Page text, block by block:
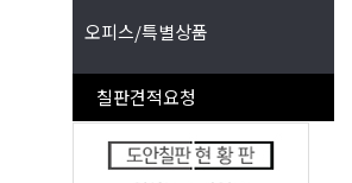
오피스/특별상품
칠판견적요청